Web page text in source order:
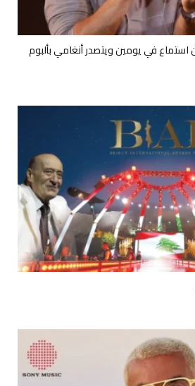
يحقق 5 ملايين استماع في يومين ويتصدر أنغامي بألبوم